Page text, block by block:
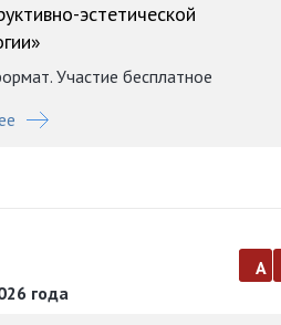
эстетической
Участие бесплатное
года
а